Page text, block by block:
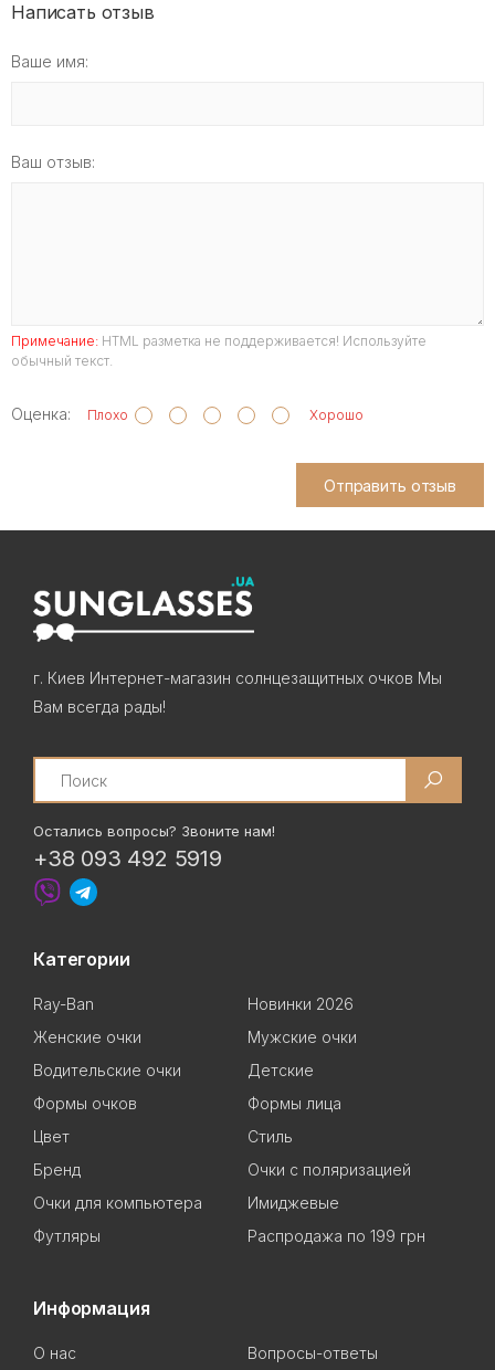
Написать отзыв
Ваше имя:
Ваш отзыв:
Примечание: HTML разметка не поддерживается! Используйте
обычный текст.
Оценка: Плохо Хорошо
Отправить отзыв
г. Киев Интернет-магазин солнцезащитных очков Мы
Вам всегда рады!
Search
Остались вопросы? Звоните нам!
+38 093 492 5919
Категории
Ray-Ban
Новинки 2026
Женские очки
Мужские очки
Водительские очки
Детские
Формы очков
Формы лица
Цвет
Стиль
Бренд
Очки с поляризацией
Очки для компьютера
Имиджевые
Футляры
Распродажа по 199 грн
Информация
О нас Вопросы-ответы